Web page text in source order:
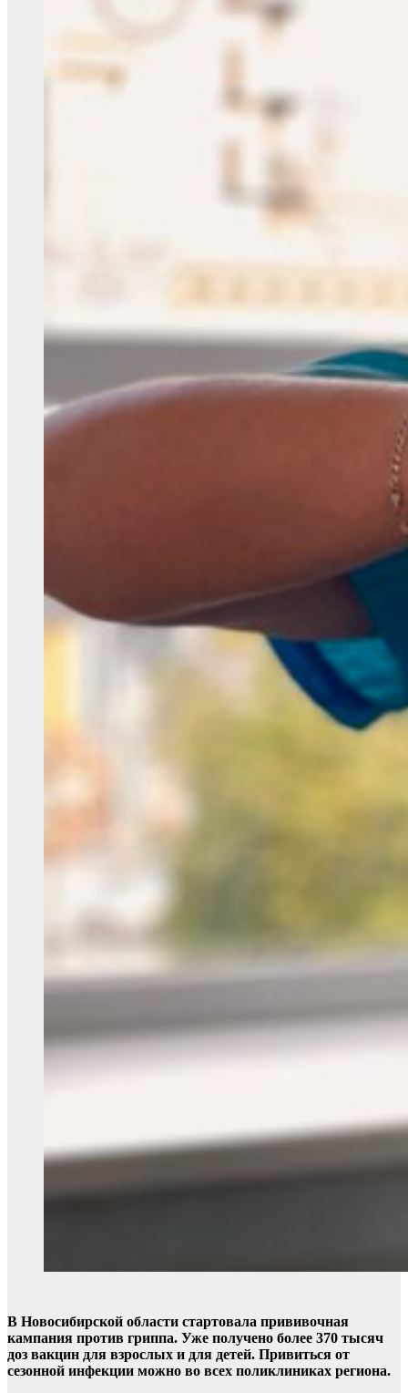
В Новосибирской области стартовала прививочная
кампания против гриппа. Уже получено более 370 тысяч
доз вакцин для взрослых и для детей. Привиться от
сезонной инфекции можно во всех поликлиниках региона.